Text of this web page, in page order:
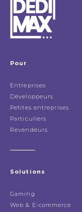
Pour
Entreprises
Développeurs
Petites entreprises
Particuliers
Revendeurs
Solutions
Gaming
Web & E-commerce